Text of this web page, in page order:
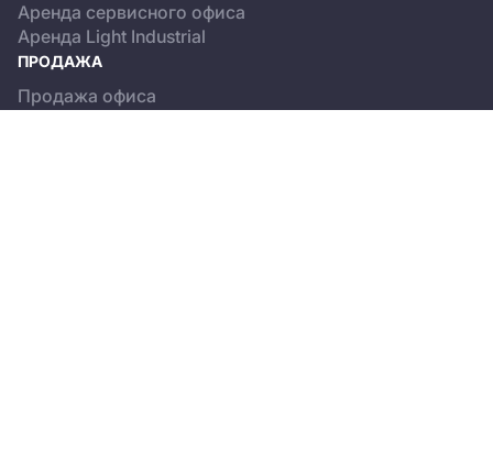
Аренда сервисного офиса
Аренда Light Industrial
ПРОДАЖА
Продажа офиса